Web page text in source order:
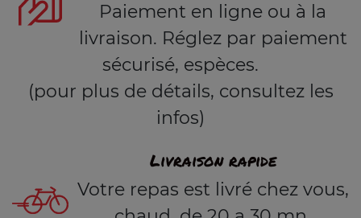
Paiement en ligne ou à la
livraison. Réglez par paiement
sécurisé, espèces.
(pour plus de détails, consultez les
infos)
Livraison rapide
Votre repas est livré chez vous,